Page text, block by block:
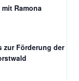
Ramona
zur Förderung der